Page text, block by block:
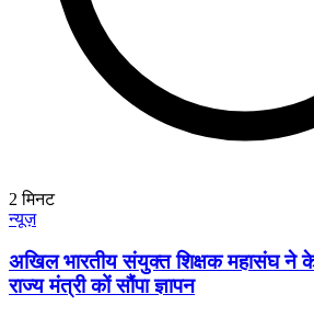
2 मिनट
न्यूज़
अखिल भारतीय संयुक्त शिक्षक महासंघ ने
राज्य मंत्री कों सौंपा ज्ञापन